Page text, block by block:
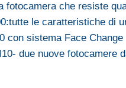
fotocamera che resiste
le caratteristiche di
con sistema Face Change
due nuove fotocamere